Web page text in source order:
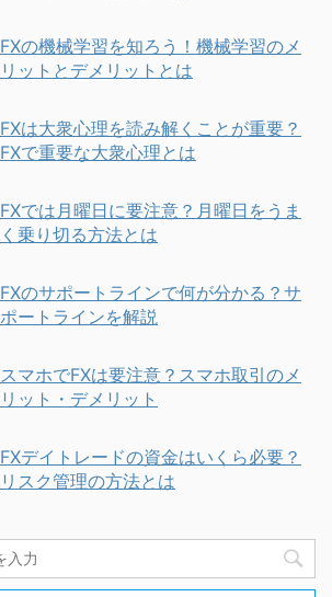
FXの機械学習を知ろう！機械学習のメ
リットとデメリットとは
FXは大衆心理を読み解くことが重要？
FXで重要な大衆心理とは
FXでは月曜日に要注意？月曜日をうま
く乗り切る方法とは
FXのサポートラインで何が分かる？サ
ポートラインを解説
スマホでFXは要注意？スマホ取引のメ
リット・デメリット
FXデイトレードの資金はいくら必要？
リスク管理の方法とは